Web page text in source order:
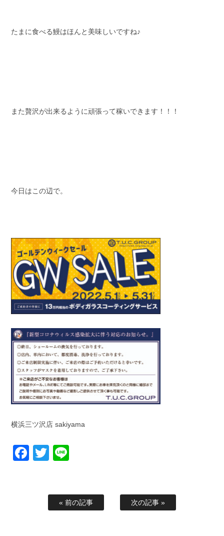
たまに食べる鰻はほんと美味しいですね♪
また贅沢が出来るように頑張って稼いできます！！！
今日はこの辺で。
横浜三ツ沢店 sakiyama
Facebook
Twitter
« 前の記事 次の記事 »